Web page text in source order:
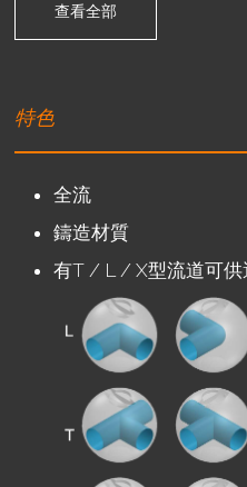
查看全部
特色
全流
鑄造材質
有T / L / X型流道可供